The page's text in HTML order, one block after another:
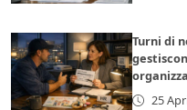
Turni di
25